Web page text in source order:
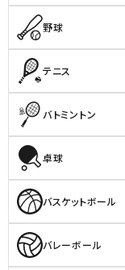
野球
テニス
バトミントン
卓球
バスケットボール
バレーボール